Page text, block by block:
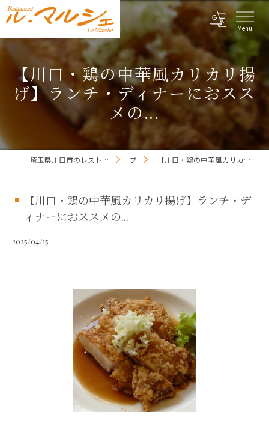
【川口・鶏の中華風カリカリ揚
げ】ランチ・ディナーにおスス
メの...
埼玉県川口市のレストランならレストラン ル・マルシェ ブログ 【川口・鶏の中華風カリカリ揚げ】ランチ・ディナーにおススメの...
【川口・鶏の中華風カリカリ揚げ】ランチ・デ
ィナーにおススメの...
2025/04/15